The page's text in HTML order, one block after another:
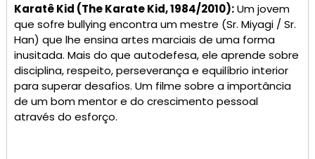
Karatê Kid (The Karate Kid, 1984/2010):Um jovem
que sofre bullying encontra um mestre (Sr. Miyagi / Sr.
Han) que lhe ensina artes marciais de uma forma
inusitada. Mais do que autodefesa, ele aprende sobre
disciplina, respeito, perseverança e equilíbrio interior
para superar desafios. Um filme sobre a importância
de um bom mentor e do crescimento pessoal
através do esforço.